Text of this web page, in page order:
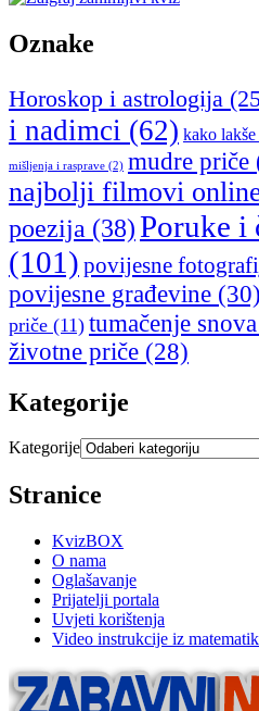
Oznake
Horoskop i astrologija
i nadimci (62) kako
mišljenja i rasprave (2) mudre priče
najbolji filmovi
poezija (38)Poruke i
(101) povijesne
povijesne građevine (30)
priče (11) tumačenje snova
životne priče (28)
Kategorije
Kategorije
Stranice
KvizBOX
O nama
Oglašavanje
Prijatelji portala
Uvjeti korištenja
Video instrukcije iz